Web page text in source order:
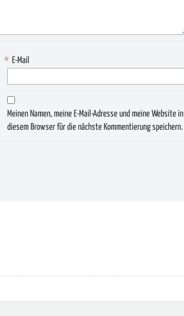
E-Mail
*
Meinen Namen, meine E-Mail-Adresse und meine Website in
diesem Browser für die nächste Kommentierung speichern.